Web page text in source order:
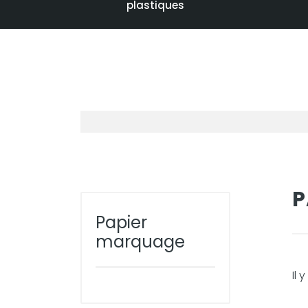
plastiques
Papier
marquage
Il